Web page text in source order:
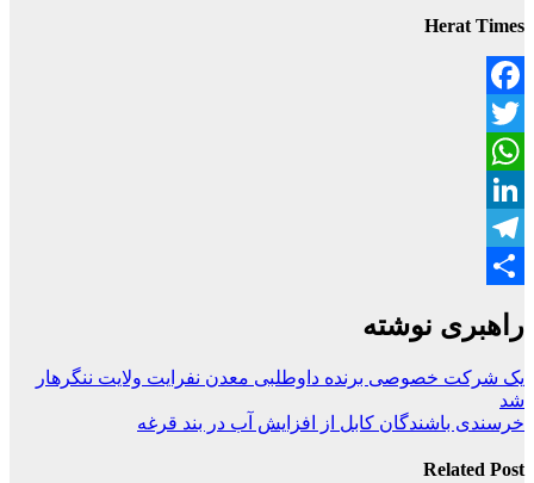
Herat Times
Facebook
Twitter
WhatsApp
LinkedIn
Telegram
راهبری نوشته
یک شرکت خصوصی برنده داوطلبی معدن نفرایت ولایت ننگرهار
شد
خرسندی باشندگان کابل از افزایش آب در بند قرغه
Related Post